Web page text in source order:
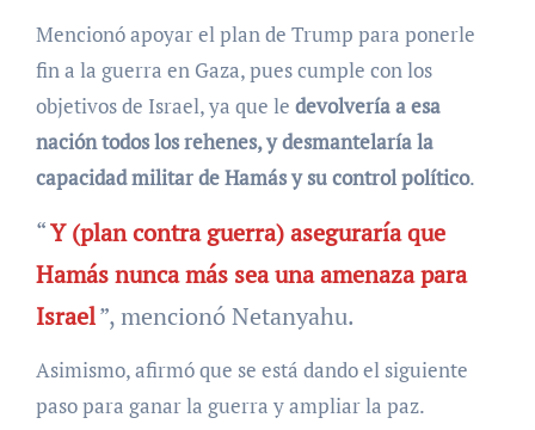
Mencionó apoyar el plan de Trump para ponerle
fin a la guerra en Gaza, pues cumple con los
objetivos de Israel, ya que le devolvería a esa
nación todos los rehenes, y desmantelaría la
capacidad militar de Hamás y su control político.
“Y (plan contra guerra) aseguraría que
Hamás nunca más sea una amenaza para
Israel”, mencionó Netanyahu.
Asimismo, afirmó que se está dando el siguiente
paso para ganar la guerra y ampliar la paz.